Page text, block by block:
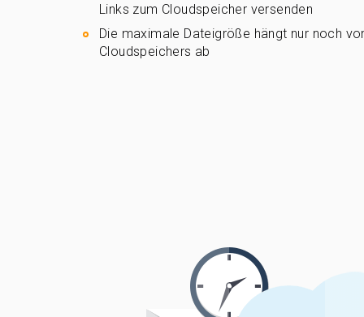
Links zum Cloudspeicher versenden
Die maximale Dateigröße hängt nur noch
Cloudspeichers ab